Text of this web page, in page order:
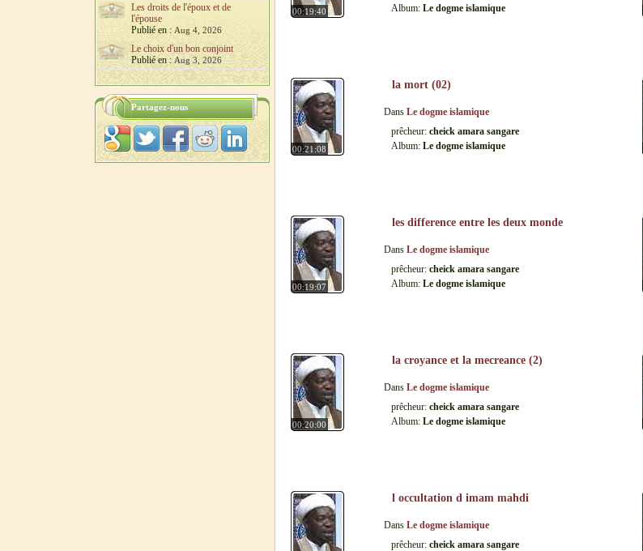
00:19:40
Album:Le dogme islamique
00:21:08
la mort (02)
Dans Le dogme islamique
prêcheur:cheick amara sangare
Album:Le dogme islamique
00:19:07
les difference entre les deux monde
Dans Le dogme islamique
prêcheur:cheick amara sangare
Album:Le dogme islamique
00:20:00
la croyance et la mecreance (2)
Dans Le dogme islamique
prêcheur:cheick amara sangare
Album:Le dogme islamique
l occultation d imam mahdi
Dans Le dogme islamique
prêcheur:cheick amara sangare
Les droits de l'époux et de
l'épouse
Publié en : Aug 4, 2026
Le choix d'un bon conjoint
Publié en : Aug 3, 2026
Partagez-nous